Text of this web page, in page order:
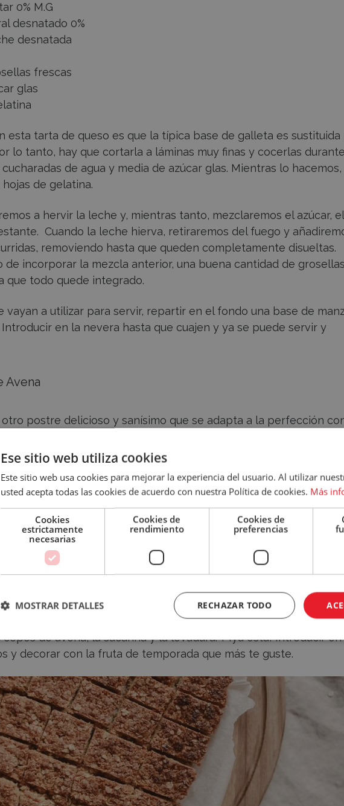
0% M.G
desnatado 0%
desnatada
frescas
glas
esta tarta de queso es que la típica base de galleta es sustituida
lo tanto, hay que cortarla a láminas muy finas y cocerlas durante
de agua y media de azúcar glas. Mientras lo hacemos,
de gelatina.
a hervir la leche y, mientras tanto, mezclaremos el azúcar, el
Cuando la leche hierva, retiraremos del fuego y
removiendo hasta que queden completamente disueltas.
de incorporar la mezcla anterior, una buena cantidad de
que todo quede integrado.
vayan a utilizar para servir, repartir en el fondo una base de
Introducir en la nevera hasta que cuajen y ya se puede servir y
Avena
postre delicioso y sanísimo que se adapta a la perfección
mucha fibra y es ideal para las temporadas de otoño e invierno.
bizcocho de avena
0%
de copos de avena
sacarina líquida
de levadura
la mayoría de los bizcochos, es precalentar el horno a 180ºC.
En un bol batimos los huevos e incorporamos los yogures.
de avena, la sacarina y la levadura. Y ¡ya está! Introducir en
y decorar con la fruta de temporada que más te guste.
Ese sitio web utiliza cookies
Este sitio web usa cookies para mejorar la experiencia del usuario. Al utilizar
usted acepta todas las cookies de acuerdo con nuestra Política de cookies. Más
Cookies
estrictamente
necesarias
Cookies de
rendimiento
Cookies de
preferencias
RECHAZAR TODO
MOSTRAR DETALLES